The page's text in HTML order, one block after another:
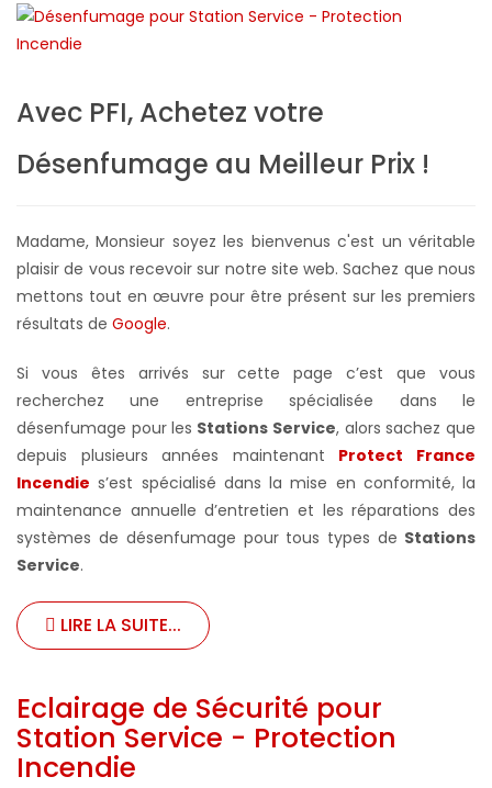
Avec PFI, Achetez votre
Désenfumage au Meilleur Prix !
Madame, Monsieur soyez les bienvenus c'est un véritable
plaisir de vous recevoir sur notre site web. Sachez que nous
mettons tout en œuvre pour être présent sur les premiers
résultats de Google.
Si vous êtes arrivés sur cette page c’est que vous
recherchez une entreprise spécialisée dans le
désenfumage pour les Stations Service, alors sachez que
depuis plusieurs années maintenant Protect France
Incendie s’est spécialisé dans la mise en conformité, la
maintenance annuelle d’entretien et les réparations des
systèmes de désenfumage pour tous types de Stations
Service.
LIRE LA SUITE...
Eclairage de Sécurité pour
Station Service - Protection
Incendie